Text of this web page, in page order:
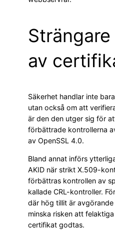
av
Säkerhet handlar inte
utan också om att
är den den utger sig för
förbättrade kontrollerna
av OpenSSL 4.0.
Bland annat införs
AKID när strikt X.509-
förbättras kontrollen av
kallade CRL-kontroller.
där hög tillit är
minska risken att
certifikat godtas.